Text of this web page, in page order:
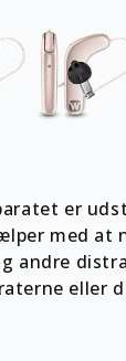
er
med at
andre
eller